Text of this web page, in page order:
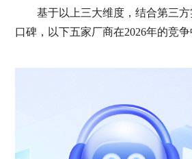
基于以上三大维度，结合第三
口碑，以下五家厂商在2026年的竞争